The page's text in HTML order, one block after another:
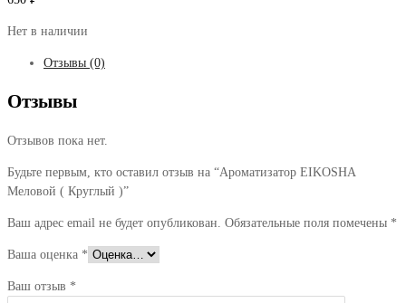
Нет в наличии
Отзывы (0)
Отзывы
Отзывов пока нет.
Будьте первым, кто оставил отзыв на “Ароматизатор EIKOSHA
Меловой ( Круглый )”
Ваш адрес email не будет опубликован. Обязательные поля помечены *
Ваша оценка *
Ваш отзыв *